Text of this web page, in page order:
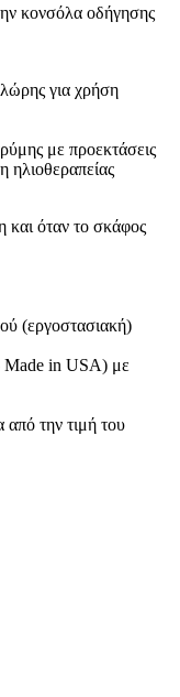
κονσόλα οδήγησης
για χρήση
με προεκτάσεις
ηλιοθεραπείας
και όταν το σκάφος
(εργοστασιακή)
in USA) με
από την τιμή του